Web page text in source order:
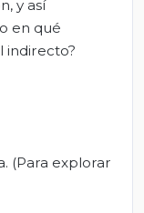
y así
en qué
indirecto?
(Para explorar